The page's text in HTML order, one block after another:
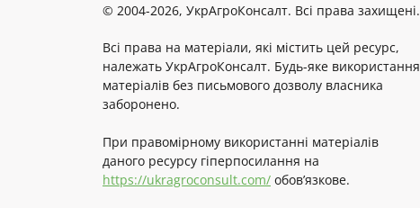
© 2004-2026, УкрАгроКонсалт. Всі права захищені.
Всі права на матеріали, які містить цей ресурс,
належать УкрАгроКонсалт. Будь-яке використання
матеріалів без письмового дозволу власника
заборонено.
При правомірному використанні матеріалів
даного ресурсу гіперпосилання на
https://ukragroconsult.com/ обов’язкове.